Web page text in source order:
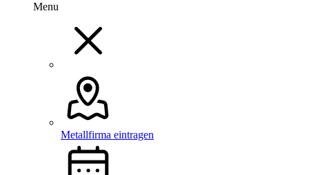
Menu
Metallfirma eintragen